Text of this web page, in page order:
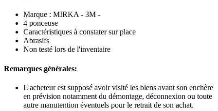
Marque : MIRKA - 3M -
4 ponceuse
Caractéristiques à constater sur place
Abrasifs
Non testé lors de l'inventaire
Remarques générales:
L'acheteur est supposé avoir visité les biens avant son enchère
en prévision notamment du démontage, déconnexion ou toute
autre manutention éventuels pour le retrait de son achat.